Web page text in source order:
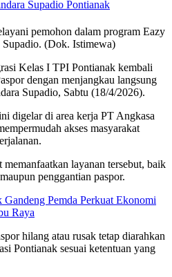
pemohon dalam program Eazy
(Dok. Istimewa)
Kelas I TPI Pontianak kembali
dengan menjangkau langsung
Supadio, Sabtu (18/4/2026).
digelar di area kerja PT Angkasa
akses masyarakat
memanfaatkan layanan tersebut, baik
penggantian paspor.
Gandeng Pemda Perkuat Ekonomi
Raya
hilang atau rusak tetap diarahkan
Pontianak sesuai ketentuan yang